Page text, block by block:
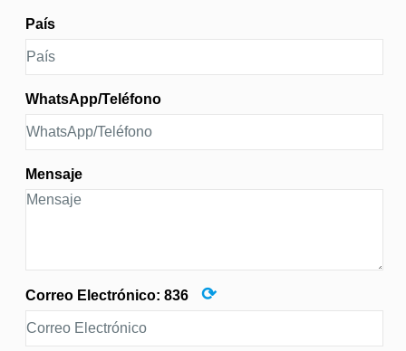
País
WhatsApp/Teléfono
Mensaje
Correo Electrónico: 836 ⟳